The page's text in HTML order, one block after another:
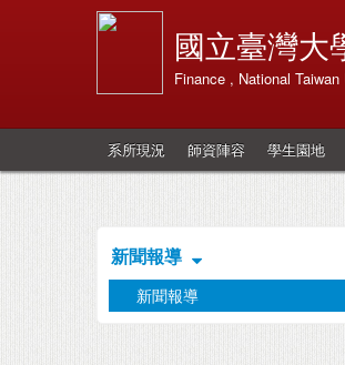
國立臺灣大
Finance , National
系所現況 師資陣容 學生園地
新聞報導
新聞報導